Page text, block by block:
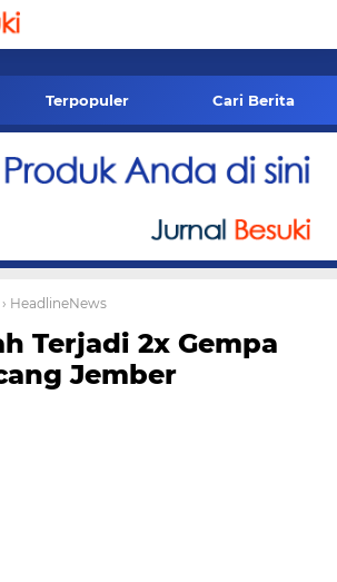
Terpopuler Cari Berita
› HeadlineNews
Terjadi 2x Gempa
Jember